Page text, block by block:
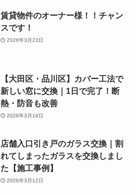
賃貸物件のオーナー様！！チャン
スです！
2026年3月23日
【大田区・品川区】カバー工法で
新しい窓に交換｜1日で完了！断
熱・防音も改善
2026年3月19日
店舗入口引き戸のガラス交換｜割
れてしまったガラスを交換しまし
た【施工事例】
2026年3月12日